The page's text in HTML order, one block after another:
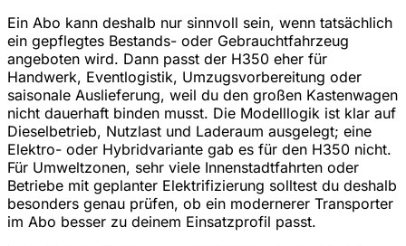
Ein Abo kann deshalb nur sinnvoll sein, wenn tatsächlich
ein gepflegtes Bestands- oder Gebrauchtfahrzeug
angeboten wird. Dann passt der H350 eher für
Handwerk, Eventlogistik, Umzugsvorbereitung oder
saisonale Auslieferung, weil du den großen Kastenwagen
nicht dauerhaft binden musst. Die Modelllogik ist klar auf
Dieselbetrieb, Nutzlast und Laderaum ausgelegt; eine
Elektro- oder Hybridvariante gab es für den H350 nicht.
Für Umweltzonen, sehr viele Innenstadtfahrten oder
Betriebe mit geplanter Elektrifizierung solltest du deshalb
besonders genau prüfen, ob ein modernerer Transporter
im Abo besser zu deinem Einsatzprofil passt.